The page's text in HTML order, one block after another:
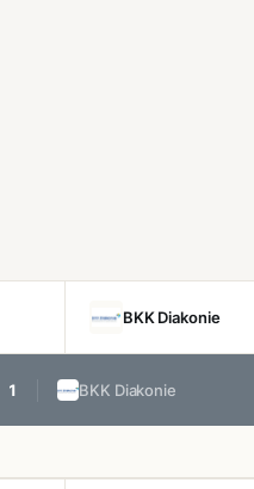
BKK Diakonie
1 BKK Diakonie